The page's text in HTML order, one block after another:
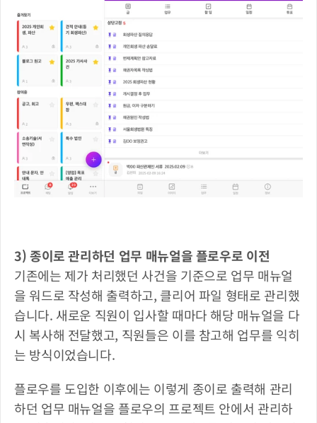
3) 종이로 관리하던 업무 매뉴얼을 플로우로 이전
기존에는 제가 처리했던 사건을 기준으로 업무 매뉴얼
을 워드로 작성해 출력하고, 클리어 파일 형태로 관리했
습니다. 새로운 직원이 입사할 때마다 해당 매뉴얼을 다
시 복사해 전달했고, 직원들은 이를 참고해 업무를 익히
는 방식이었습니다.
플로우를 도입한 이후에는 이렇게 종이로 출력해 관리
하던 업무 매뉴얼을 플로우의 프로젝트 안에서 관리하